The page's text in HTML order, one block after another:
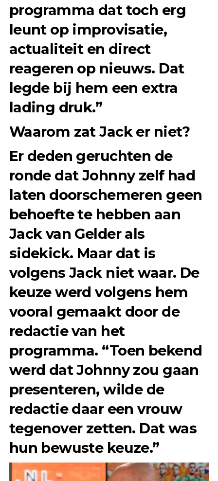
programma dat toch erg
leunt op improvisatie,
actualiteit en direct
reageren op nieuws. Dat
legde bij hem een extra
lading druk.”
Waarom zat Jack er niet?
Er deden geruchten de
ronde dat Johnny zelf had
laten doorschemeren geen
behoefte te hebben aan
Jack van Gelder als
sidekick. Maar dat is
volgens Jack niet waar. De
keuze werd volgens hem
vooral gemaakt door de
redactie van het
programma. “Toen bekend
werd dat Johnny zou gaan
presenteren, wilde de
redactie daar een vrouw
tegenover zetten. Dat was
hun bewuste keuze.”